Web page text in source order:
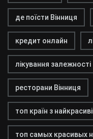
де поїсти Вінниця
кредит онлайн
лікування залежності
ресторани Вінниця
топ країн з
топ самых красивых